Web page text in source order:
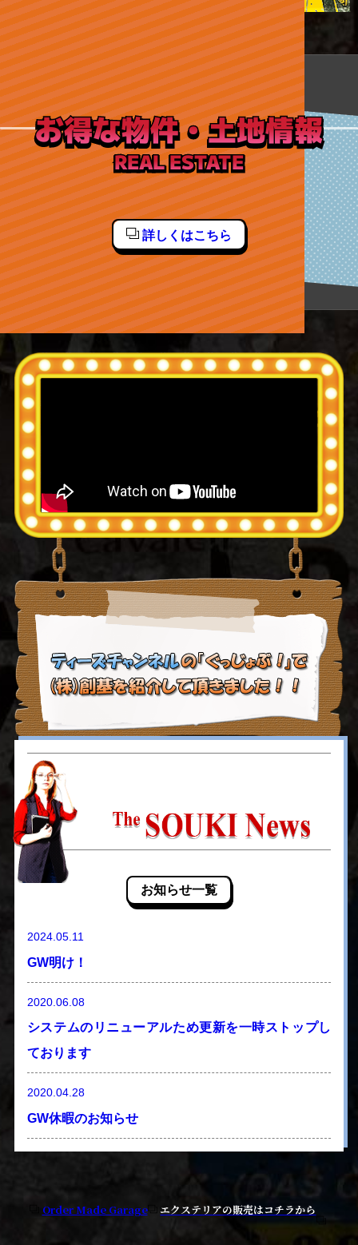
お得な物件・土地情報
REAL ESTATE
詳しくはこちら
お知らせ一覧
2024.05.11
GW明け！
2020.06.08
システムのリニューアルため更新を一時ストップし
ております
2020.04.28
GW休暇のお知らせ
Order Made Garage エクステリアの販売はコチラから